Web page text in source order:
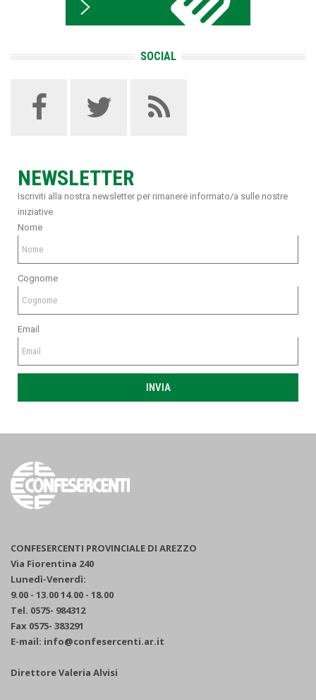
SOCIAL
NEWSLETTER
Iscriviti alla nostra newsletter per rimanere informato/a sulle nostre
iniziative.
Nome
Cognome
Email
INVIA
CONFESERCENTI PROVINCIALE DI AREZZO
Via Fiorentina 240
Lunedì-Venerdì:
9.00 - 13.00 14.00 - 18.00
Tel. 0575- 984312
Fax 0575- 383291
E-mail: info@confesercenti.ar.it
Direttore Valeria Alvisi